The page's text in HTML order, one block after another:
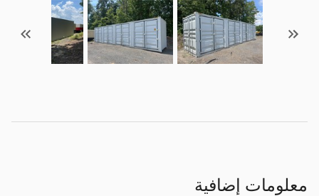
معلومات إضافية